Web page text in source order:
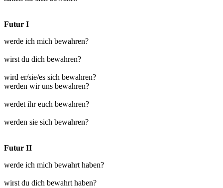
Futur I
werde ich mich bewahren?
wirst du dich bewahren?
wird er/sie/es sich bewahren?
werden wir uns bewahren?
werdet ihr euch bewahren?
werden sie sich bewahren?
Futur II
werde ich mich bewahrt haben?
wirst du dich bewahrt haben?